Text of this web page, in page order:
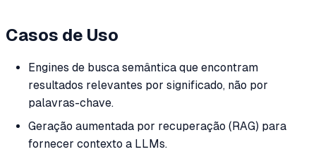
Casos de Uso
Engines de busca semântica que encontram
resultados relevantes por significado, não por
palavras-chave.
Geração aumentada por recuperação (RAG) para
fornecer contexto a LLMs.